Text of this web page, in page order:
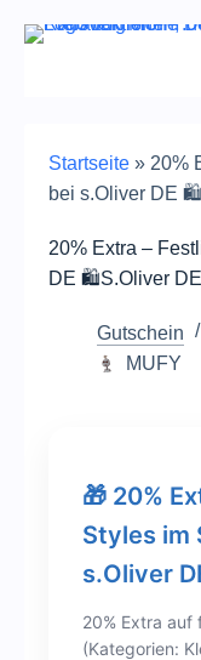
Zum
Startseite » 20%
bei s.Oliver DE
20% Extra –
DE 🛍️S.Oliver DE
Gutschein
MUFY
🎁 20%
Styles im
s.Oliver
20% Extra auf
(Kategorien: